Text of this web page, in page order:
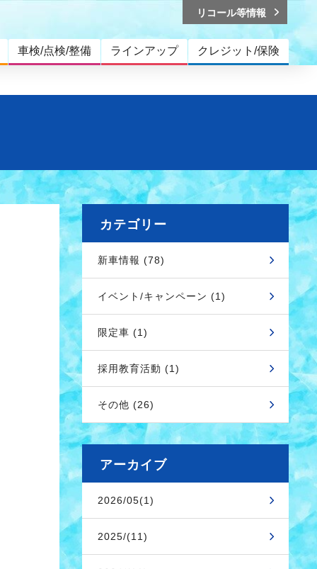
車検/点検/整備 ラインアップ クレジット/保険
リコール等情報
カテゴリー
新車情報 (78)
イベント/キャンペーン (1)
限定車 (1)
採用教育活動 (1)
その他 (26)
アーカイブ
2026/05(1)
2025/(11)